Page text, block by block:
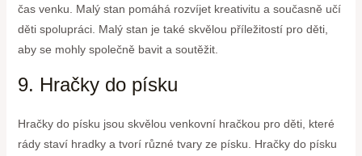
čas venku. Malý stan pomáhá rozvíjet kreativitu a současně učí
děti spolupráci. Malý stan je také skvělou příležitostí pro děti,
aby se mohly společně bavit a soutěžit.
9. Hračky do písku
Hračky do písku jsou skvělou venkovní hračkou pro děti, které
rády staví hradky a tvorí různé tvary ze písku. Hračky do písku